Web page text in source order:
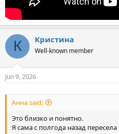
К Кристина
Well-known member
Jun 9, 2026
Анна said:
Это близко и понятно.
Я сама с полгода назад